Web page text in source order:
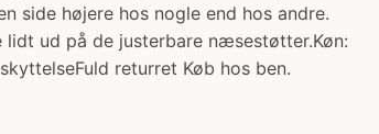
højere hos nogle end hos andre.
ud på de justerbare næsestøtter.Køn:
returret Køb hos ben.